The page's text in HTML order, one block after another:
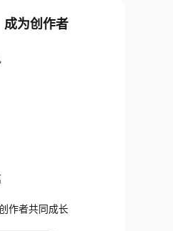
成为创作者
作者共同成长